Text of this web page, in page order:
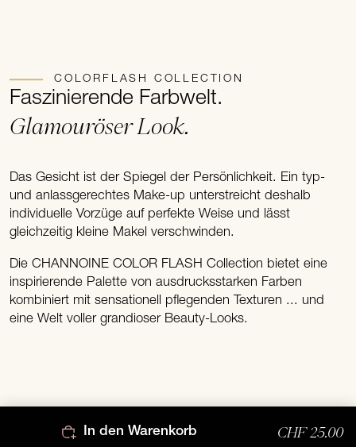
COLORFLASH COLLECTION
Faszinierende Farbwelt.
Glamouröser Look.
Das Gesicht ist der Spiegel der Persönlichkeit. Ein typ-
und anlassgerechtes Make-up unterstreicht deshalb
individuelle Vorzüge auf perfekte Weise und lässt
gleichzeitig kleine Makel verschwinden.
Die CHANNOINE COLOR FLASH Collection bietet eine
inspirierende Palette von ausdrucksstarken Farben
kombiniert mit sensationell pflegenden Texturen ... und
eine Welt voller grandioser Beauty-Looks.
In den Warenkorb CHF 25.00